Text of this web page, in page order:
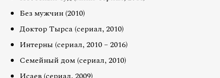
Без мужчин (2010)
Доктор Тырса (сериал, 2010)
Интерны (сериал, 2010 – 2016)
Семейный дом (сериал, 2010)